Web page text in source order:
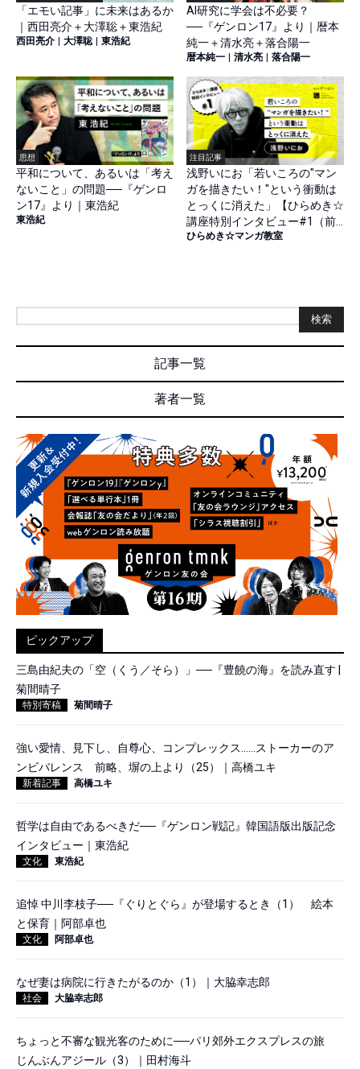
「エモい記事」に未来はあるか
｜西田亮介＋大澤聡＋東浩紀
西田亮介 | 大澤聡 | 東浩紀
AI研究に学会は不必要？
──『ゲンロン17』より｜暦本
純一＋清水亮＋落合陽一
暦本純一 | 清水亮 | 落合陽一
思想
平和について、あるいは「考え
ないこと」の問題──『ゲンロ
ン17』より｜東浩紀
東浩紀
注目記事
浅野いにお「若いころの"マン
ガを描きたい！"という衝動は
とっくに消えた」【ひらめき☆
講座特別インタビュー#1（前
篇）】
ひらめき☆マンガ教室
検索
記事一覧
著者一覧
ピックアップ
三島由紀夫の「空（くう／そら）」──『豊饒の海』を読み直す |
菊間晴子
特別寄稿 菊間晴子
強い愛情、見下し、自尊心、コンプレックス……ストーカーのア
ンビバレンス 前略、塀の上より（25）｜高橋ユキ
新着記事 高橋ユキ
哲学は自由であるべきだ──『ゲンロン戦記』韓国語版出版記念
インタビュー｜東浩紀
文化 東浩紀
追悼 中川李枝子──『ぐりとぐら』が登場するとき（1） 絵本
と保育｜阿部卓也
文化 阿部卓也
なぜ妻は病院に行きたがるのか（1）｜大脇幸志郎
社会 大脇幸志郎
ちょっと不審な観光客のために──パリ郊外エクスプレスの旅
じんぶんアジール（3）｜田村海斗